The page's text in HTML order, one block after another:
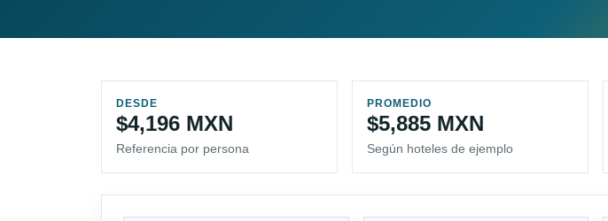
DESDE
$4,196 MXN
Referencia por persona
PROMEDIO
$5,885 MXN
Según hoteles de ejemplo